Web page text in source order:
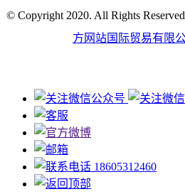
© Copyright 2020. All Rights
方网站国际贸易有限
18605312460